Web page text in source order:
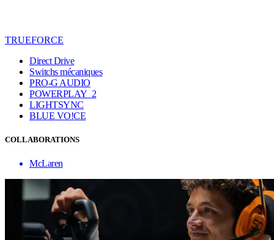
TRUEFORCE
Direct Drive
Switchs mécaniques
PRO-G AUDIO
POWERPLAY 2
LIGHTSYNC
BLUE VO!CE
COLLABORATIONS
McLaren